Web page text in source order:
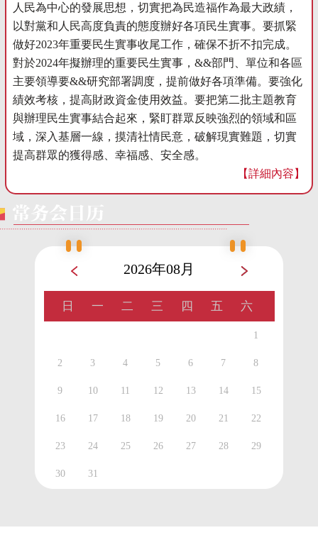
人民為中心的發展思想，切實把為民造福作為最大政績，
以對黨和人民高度負責的態度辦好各項民生實事。要抓緊
做好2023年重要民生實事收尾工作，確保不折不扣完成。
對於2024年擬辦理的重要民生實事，&&部門、單位和各區
主要領導要&&研究部署調度，提前做好各項準備。要強化
績效考核，提高財政資金使用效益。要把第二批主題教育
與辦理民生實事結合起來，緊盯群眾反映強烈的領域和區
域，深入基層一線，摸清社情民意，破解現實難題，切實
提高群眾的獲得感、幸福感、安全感。
【詳細內容】
2026年08月
日 一 二 三 四 五 六
1
2 3 4 5 6 7 8
9 10 11 12 13 14 15
16 17 18 19 20 21 22
23 24 25 26 27 28 29
30 31